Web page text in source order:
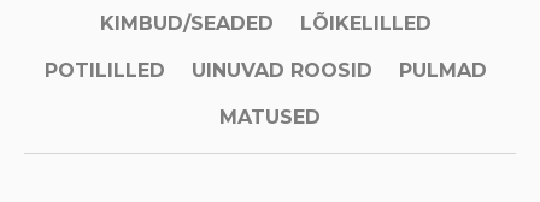
KIMBUD/SEADED LÕIKELILLED
POTILILLED UINUVAD ROOSID PULMAD
MATUSED